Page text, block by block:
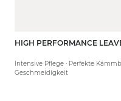
250
HIGH PERFORMANCE
Intensive Pflege · Perfekte
Geschmeidigkeit